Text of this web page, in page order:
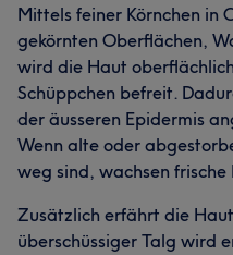
Mittels feiner Körnchen in
gekörnten Oberflächen,
wird die Haut
Schüppchen befreit.
der äusseren Epidermis
Wenn alte oder
weg sind, wachsen
Zusätzlich erfährt die
überschüssiger Talg wird